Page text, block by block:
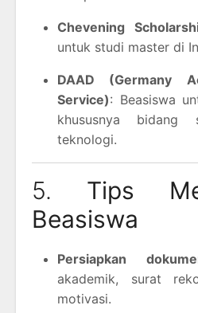
Chevening
untuk studi master di
DAAD (Germany
Service): Beasiswa
khususnya bidang
teknologi.
5. Tips
Beasiswa
Persiapkan
akademik, surat
motivasi.